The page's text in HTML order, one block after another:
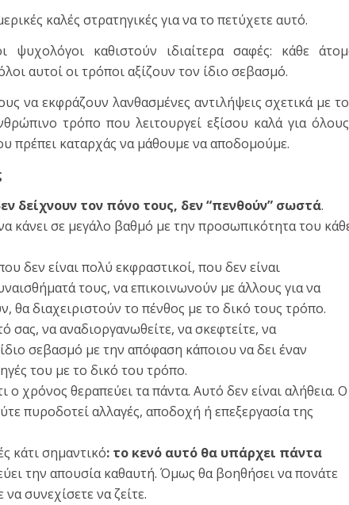
καλές στρατηγικές για να το πετύχετε αυτό.
καθιστούν ιδιαίτερα σαφές: κάθε
αυτοί οι τρόποι αξίζουν τον ίδιο σεβασμό.
να εκφράζουν λανθασμένες αντιλήψεις σχετικά με
τρόπο που λειτουργεί εξίσου καλά για
πρέπει καταρχάς να μάθουμε να αποδομούμε.
δείχνουν τον πόνο τους, δεν “πενθούν” σωστά.
κάνει σε μεγάλο βαθμό με την προσωπικότητα του
δεν είναι πολύ εκφραστικοί, που δεν είναι
τους, να επικοινωνούν με άλλους για να
θα διαχειριστούν το πένθος με το δικό τους τρόπο.
σας, να αναδιοργανωθείτε, να σκεφτείτε, να
σεβασμό με την απόφαση κάποιου να δει έναν
του με το δικό του τρόπο.
ο χρόνος θεραπεύει τα πάντα. Αυτό δεν είναι αλήθεια. Ο
πυροδοτεί αλλαγές, αποδοχή ή επεξεργασία της
κάτι σημαντικό: το κενό αυτό θα υπάρχει πάντα
την απουσία καθαυτή. Όμως θα βοηθήσει να πονάτε
συνεχίσετε να ζείτε.